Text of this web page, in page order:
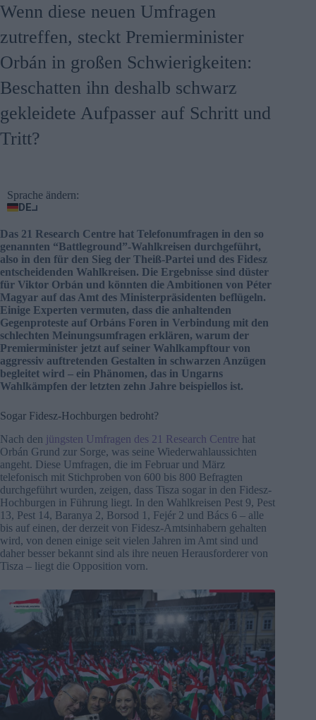
Wenn diese neuen Umfragen
zutreffen, steckt Premierminister
Orbán in großen Schwierigkeiten:
Beschatten ihn deshalb schwarz
gekleidete Aufpasser auf Schritt und
Tritt?
Sprache ändern:
DE
Das 21 Research Centre hat Telefonumfragen in den so
genannten “Battleground”-Wahlkreisen durchgeführt,
also in den für den Sieg der Theiß-Partei und des Fidesz
entscheidenden Wahlkreisen. Die Ergebnisse sind düster
für Viktor Orbán und könnten die Ambitionen von Péter
Magyar auf das Amt des Ministerpräsidenten beflügeln.
Einige Experten vermuten, dass die anhaltenden
Gegenproteste auf Orbáns Foren in Verbindung mit den
schlechten Meinungsumfragen erklären, warum der
Premierminister jetzt auf seiner Wahlkampftour von
aggressiv auftretenden Gestalten in schwarzen Anzügen
begleitet wird – ein Phänomen, das in Ungarns
Wahlkämpfen der letzten zehn Jahre beispiellos ist.
Sogar Fidesz-Hochburgen bedroht?
Nach den jüngsten Umfragen des 21 Research Centre hat
Orbán Grund zur Sorge, was seine Wiederwahlaussichten
angeht. Diese Umfragen, die im Februar und März
telefonisch mit Stichproben von 600 bis 800 Befragten
durchgeführt wurden, zeigen, dass Tisza sogar in den Fidesz-
Hochburgen in Führung liegt. In den Wahlkreisen Pest 9, Pest
13, Pest 14, Baranya 2, Borsod 1, Fejér 2 und Bács 6 – alle
bis auf einen, der derzeit von Fidesz-Amtsinhabern gehalten
wird, von denen einige seit vielen Jahren im Amt sind und
daher besser bekannt sind als ihre neuen Herausforderer von
Tisza – liegt die Opposition vorn.